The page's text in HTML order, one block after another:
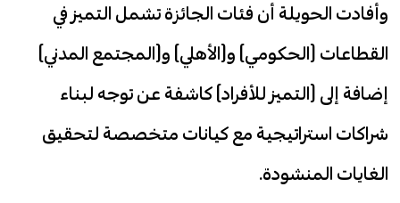
وأفادت الحويلة أن فئات الجائزة تشمل التميز في
القطاعات (الحكومي) و(الأهلي) و(المجتمع المدني)
إضافة إلى (التميز للأفراد) كاشفة عن توجه لبناء
شراكات استراتيجية مع كيانات متخصصة لتحقيق
الغايات المنشودة.